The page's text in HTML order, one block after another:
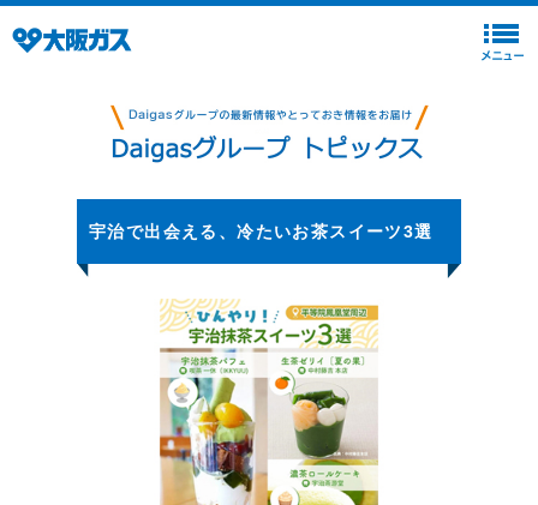
宇治で出会える、冷たいお茶スイーツ3選